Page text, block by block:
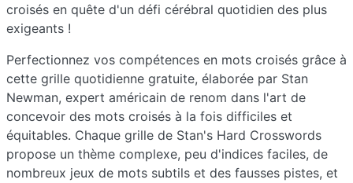
croisés en quête d'un défi cérébral quotidien des plus
exigeants !
Perfectionnez vos compétences en mots croisés grâce à
cette grille quotidienne gratuite, élaborée par Stan
Newman, expert américain de renom dans l'art de
concevoir des mots croisés à la fois difficiles et
équitables. Chaque grille de Stan's Hard Crosswords
propose un thème complexe, peu d'indices faciles, de
nombreux jeux de mots subtils et des fausses pistes, et